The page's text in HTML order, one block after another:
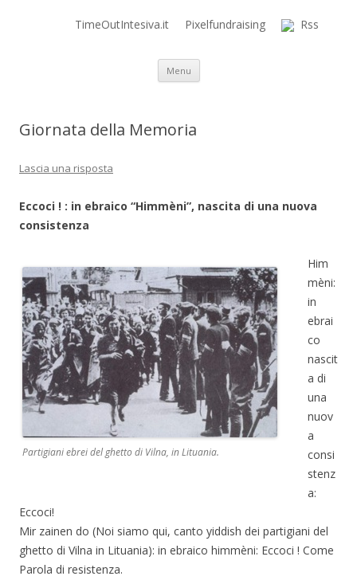
Time Out Intensiva Blog
il tempo e la memoria in terapia intensiva
TimeOutIntesiva.it Pixelfundraising Rss
Menu Vai al contenuto
Giornata della Memoria
Lascia una risposta
Eccoci ! : in ebraico “Himmèni”, nascita di una nuova
consistenza
Partigiani ebrei del ghetto di Vilna, in Lituania.
Him
mèni:
in
ebrai
co
nascit
a di
una
nuov
a
consi
stenz
a:
Eccoci!
Mir zainen do (Noi siamo qui, canto yiddish dei partigiani del
ghetto di Vilna in Lituania): in ebraico himmèni: Eccoci ! Come
Parola di resistenza.